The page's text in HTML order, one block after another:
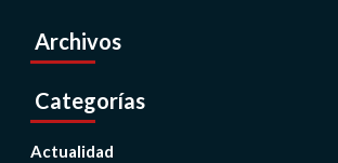
Archivos
Categorías
Actualidad